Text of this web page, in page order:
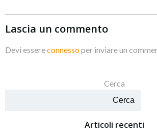
Lascia un commento
Devi essereconnessoper inviare un
Cerca
Cerca
Articoli recenti